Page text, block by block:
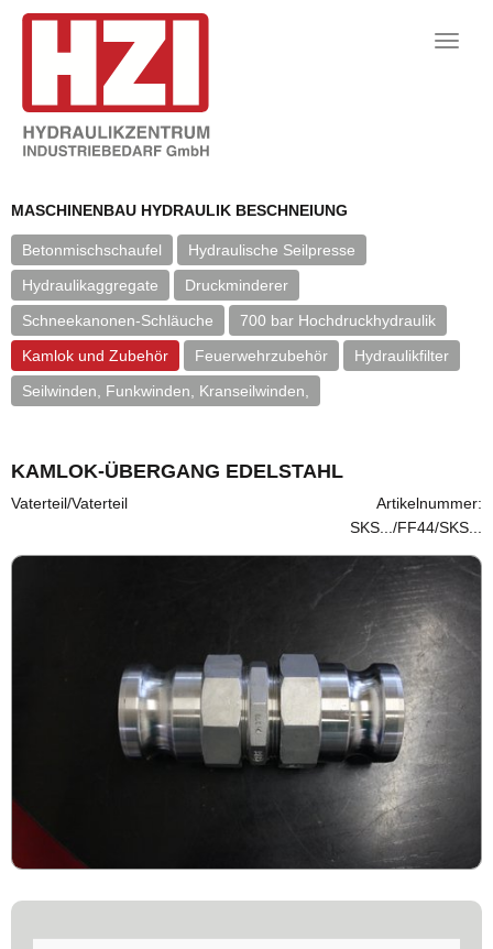
Toggle
MASCHINENBAU HYDRAULIK BESCHNEIUNG
Betonmischschaufel
Hydraulische Seilpresse
Hydraulikaggregate
Druckminderer
Schneekanonen-Schläuche
700 bar Hochdruckhydraulik
Kamlok und Zubehör
Feuerwehrzubehör
Hydraulikfilter
Seilwinden, Funkwinden, Kranseilwinden,
KAMLOK-ÜBERGANG EDELSTAHL
Vaterteil/Vaterteil
Artikelnummer:
SKS.../FF44/SKS...